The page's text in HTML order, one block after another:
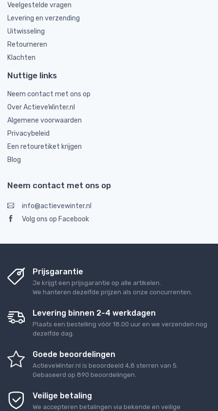
Veelgestelde vragen
Levering en verzending
Uitwisseling
Retourneren
Klachten
Nuttige links
Neem contact met ons op
Over ActieveWinter.nl
Algemene voorwaarden
Privacybeleid
Een retouretiket krijgen
Blog
Neem contact met ons op
info@actievewinter.nl
Volg ons op Facebook
Prijsgarantie
Je krijgt een prijsgarantie op alle artikelen.
We hanteren dezelfde prijzen als onze concurrenten.
Levering binnen 2-4 werkdagen
Plaats een bestelling vóór 18.00 uur en we verzenden nog
dezelfde dag.
Goede beoordelingen
ActieveWinter.nl is beoordeeld 4,8 sterren van 5
Gebaseerd op 890 beoordelingen.
Veilige betaling
We accepteren betalingen via bekende en veilige